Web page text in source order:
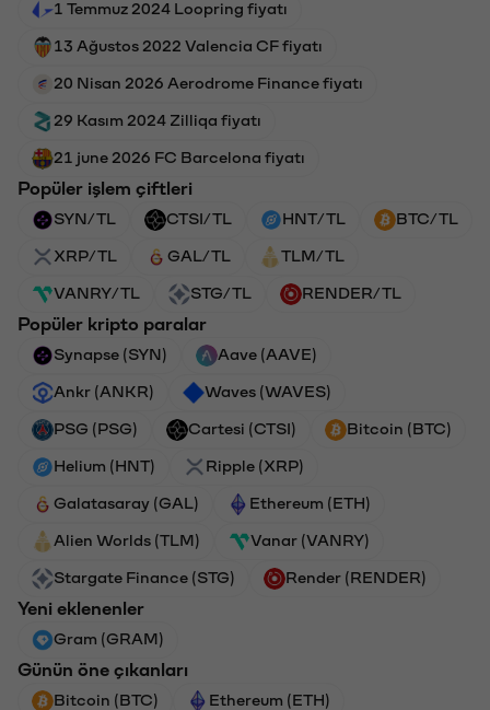
1 Temmuz 2024 Loopring fiyatı
13 Ağustos 2022 Valencia CF fiyatı
20 Nisan 2026 Aerodrome Finance fiyatı
29 Kasım 2024 Zilliqa fiyatı
21 june 2026 FC Barcelona fiyatı
Popüler işlem çiftleri
SYN/TL CTSI/TL HNT/TL BTC/TL
XRP/TL GAL/TL TLM/TL
VANRY/TL STG/TL RENDER/TL
Popüler kripto paralar
Synapse (SYN) Aave (AAVE)
Ankr (ANKR) Waves (WAVES)
PSG (PSG) Cartesi (CTSI) Bitcoin (BTC)
Helium (HNT) Ripple (XRP)
Galatasaray (GAL) Ethereum (ETH)
Alien Worlds (TLM) Vanar (VANRY)
Stargate Finance (STG) Render (RENDER)
Yeni eklenenler
Gram (GRAM)
Günün öne çıkanları
Bitcoin (BTC) Ethereum (ETH)